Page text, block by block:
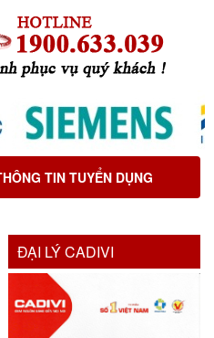
TIN TUYỂN DỤNG
ĐẠI LÝ CADIVI